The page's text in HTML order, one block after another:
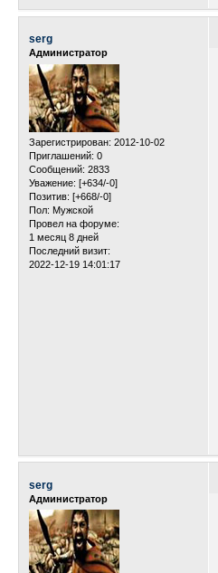
serg
Администратор
Зарегистрирован: 2012-10-02
Приглашений: 0
Сообщений: 2833
Уважение: [+634/-0]
Позитив: [+668/-0]
Пол: Мужской
Провел на форуме:
1 месяц 8 дней
Последний визит:
2022-12-19 14:01:17
serg
Администратор